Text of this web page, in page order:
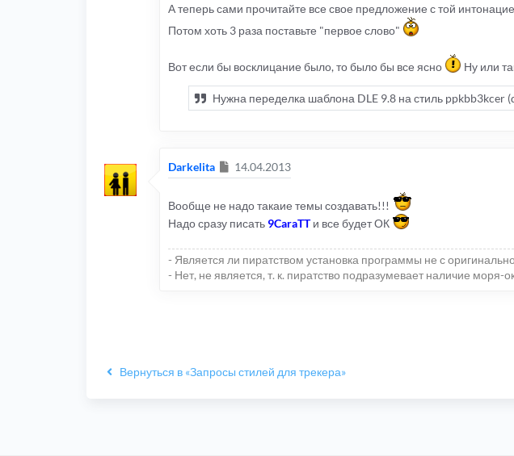
А теперь сами прочитайте все свое предложение с той
Потом хоть 3 раза поставьте "первое слово"
Вот если бы восклицание было, то было бы все ясно Ну или
Нужна переделка шаблона DLE 9.8 на стиль ppkbb3kcer
Darkelita Сообщение
14.04.2013
Вообще не надо такаие темы создавать!!!
Надо сразу писать 9CaraTTи все будет ОК
- Является ли пиратством установка программы не с
- Нет, не является, т. к. пиратство подразумевает наличие
Вернуться в «Запросы стилей для трекера»